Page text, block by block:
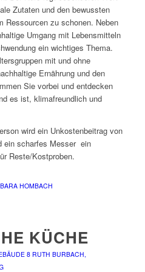
Zutaten und den bewussten
Ressourcen zu schonen. Neben
Umgang mit Lebensmitteln
ein wichtiges Thema.
mit und ohne
Ernährung und den
Sie vorbei und entdecken
es ist, klimafreundlich und
wird ein Unkostenbeitrag von
ein scharfes Messer ein
Reste/Kostproben.
HOMBACH
KÜCHE
8 RUTH BURBACH,